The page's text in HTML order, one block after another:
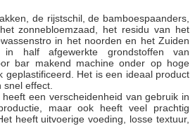
de rijstschil, de bamboespaanders,
zonnebloemzaad, het residu van het
in het noorden en het Zuiden
half afgewerkte grondstoffen van
bar makend machine onder op hoge
geplastificeerd. Het is een ideaal product
effect.
een verscheidenheid van gebruik in
maar ook heeft veel prachtig
heeft uitvoerige voeding, losse textuur,